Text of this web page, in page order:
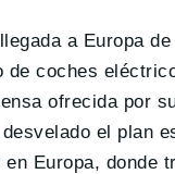
a Europa
de coches
ofrecida por
el plan
Europa, donde